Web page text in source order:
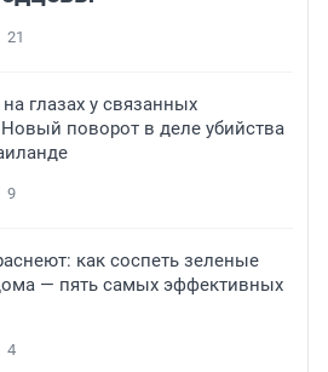
21
глазах у связанных
Новый поворот в деле убийства
9
как соспеть зеленые
— пять самых эффективных
4